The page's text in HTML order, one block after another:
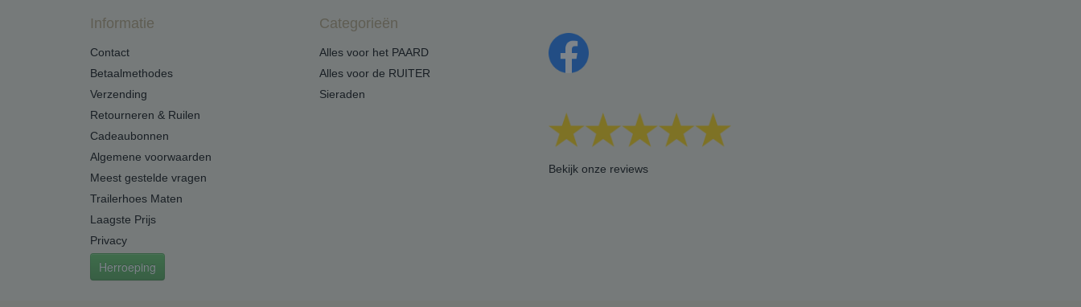
Informatie
Contact
Betaalmethodes
Verzending
Retourneren & Ruilen
Cadeaubonnen
Algemene voorwaarden
Meest gestelde vragen
Trailerhoes Maten
Laagste Prijs
Privacy
Herroeping
Categorieën
Alles voor het PAARD
Alles voor de RUITER
Sieraden
Bekijk onze reviews